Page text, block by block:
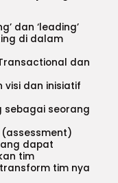
dan ‘leading’
di dalam
dan
visi dan inisiatif
sebagai seorang
dapat
tim
tim nya